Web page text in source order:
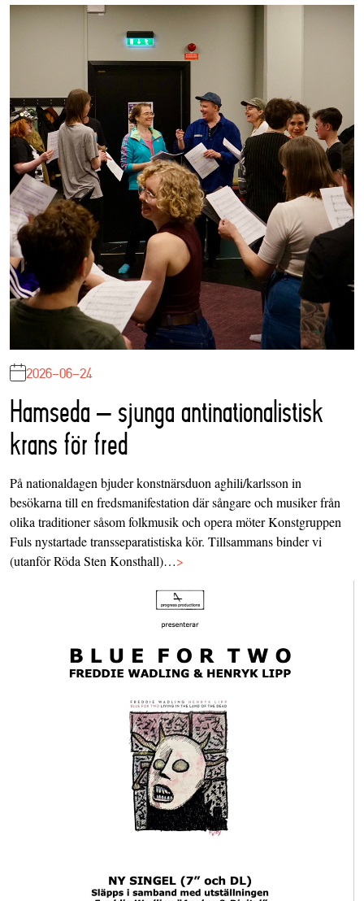
2026-06-24
Hamseda – sjunga antinationalistisk
krans för fred
På nationaldagen bjuder konstnärsduon aghili/karlsson in
besökarna till en fredsmanifestation där sångare och musiker från
olika traditioner såsom folkmusik och opera möter Konstgruppen
Fuls nystartade transseparatistiska kör. Tillsammans binder vi
(utanför Röda Sten Konsthall)…>